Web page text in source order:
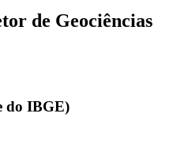
de Geociências
do IBGE)